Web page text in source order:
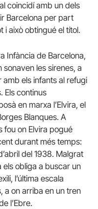
coincidí amb un dels
Barcelona per part
i això obtingué el títol.
Infància de Barcelona,
les sirenes, a
els infants al refugi
Els continus
en marxa l’Elvira, el
Blanques. A
fou on Elvira pogué
durant més temps:
del 1938. Malgrat
els obliga a buscar un
l’última escala
a on arriba en un tren
l’Ebre.